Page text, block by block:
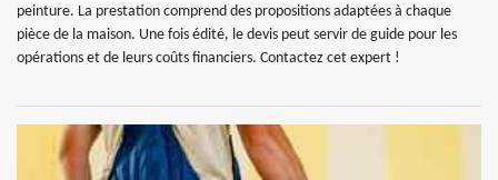
peinture. La prestation comprend des propositions adaptées à chaque
pièce de la maison. Une fois édité, le devis peut servir de guide pour les
opérations et de leurs coûts financiers. Contactez cet expert !